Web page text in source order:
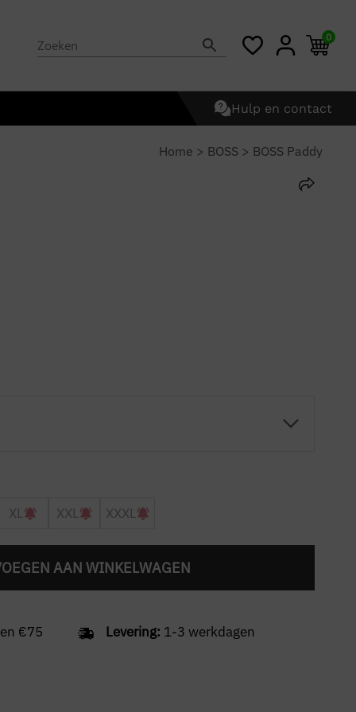
0
Hulp en contact
Home > BOSS > BOSS Paddy
XL XXL XXXL
AAN WINKELWAGEN
€75 Levering: 1-3 werkdagen